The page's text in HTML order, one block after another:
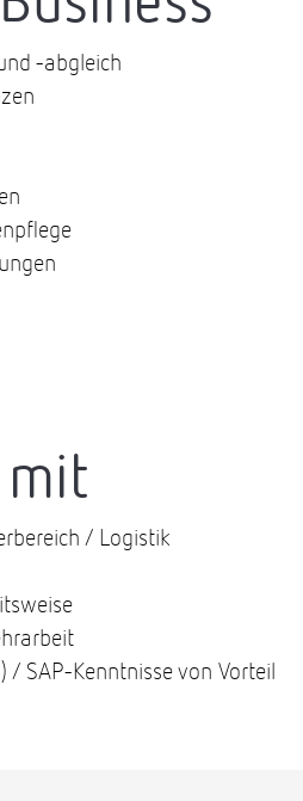
-abgleich
mit
/ Logistik
SAP-Kenntnisse von Vorteil